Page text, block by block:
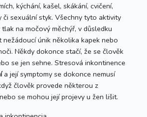
kýchání, kašel, skákání, cvičení,
či sexuální styk. Všechny tyto aktivity
na močový měchýř, v důsledku
nežádoucí únik několika kapek nebo
Někdy dokonce stačí, že se člověk
se jen sehne. Stresová inkontinence
a její symptomy se dokonce nemusí
člověk provede některou z
se mohou její projevy u žen lišit.